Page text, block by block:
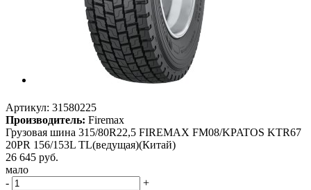
Артикул: 31580225
Производитель: Firemax
Грузовая шина 315/80R22,5 FIREMAX FM08/KPATOS KTR67
20PR 156/153L TL(ведущая)(Китай)
26 645 руб.
мало
-
+